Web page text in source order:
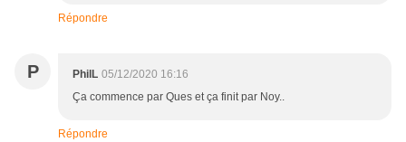
Répondre
P PhilL 05/12/2020 16:16
Ça commence par Ques et ça finit par Noy..
Répondre